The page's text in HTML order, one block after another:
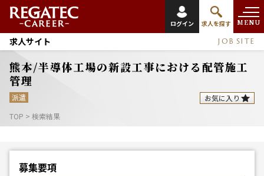
ログイン 求人を探す MENU
求人サイト JOB SITE
熊本/半導体工場の新設工事における配管施工
管理
派遣
お気に入り
TOP > 検索結果
募集要項